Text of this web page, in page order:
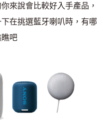
來說會比較好入手產品，
在挑選藍牙喇叭時，有哪
吧